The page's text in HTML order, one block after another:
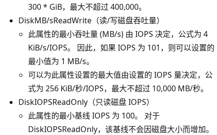
300 * GiB，最大不超过 400,000。
DiskMB/sReadWrite（读/写磁盘吞吐量）
此属性的最小吞吐量 (MB/s) 由 IOPS 决定，公式为 4
KiB/s/IOPS。 因此，如果 IOPS 为 101，则可以设置的
最小值为 1 MB/s。
可以为此属性设置的最大值由设置的 IOPS 量决定，公
式为 256 KiB/秒/IOPS，最大不超过 10,000 MB/秒。
DiskIOPSReadOnly（只读磁盘 IOPS）
此属性的最小基线 IOPS 为 100。 对于
DiskIOPSReadOnly，该基线不会因磁盘大小而增加。